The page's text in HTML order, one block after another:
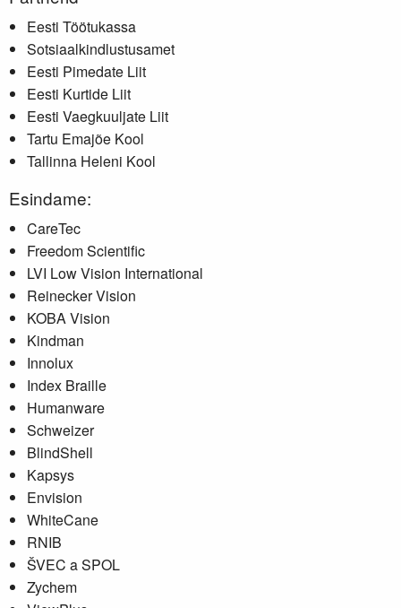
Eesti Töötukassa
Sotsiaalkindlustusamet
Eesti Pimedate Liit
Eesti Kurtide Liit
Eesti Vaegkuuljate Liit
Tartu Emajõe Kool
Tallinna Heleni Kool
Esindame:
CareTec
Freedom Scientific
LVI Low Vision International
Reinecker Vision
KOBA Vision
Kindman
Innolux
Index Braille
Humanware
Schweizer
BlindShell
Kapsys
Envision
WhiteCane
RNIB
ŠVEC a SPOL
Zychem